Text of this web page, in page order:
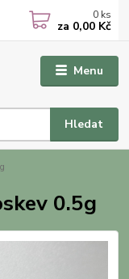
Menu
Hledat
0 ks
za 0,00 Kč
0.5g